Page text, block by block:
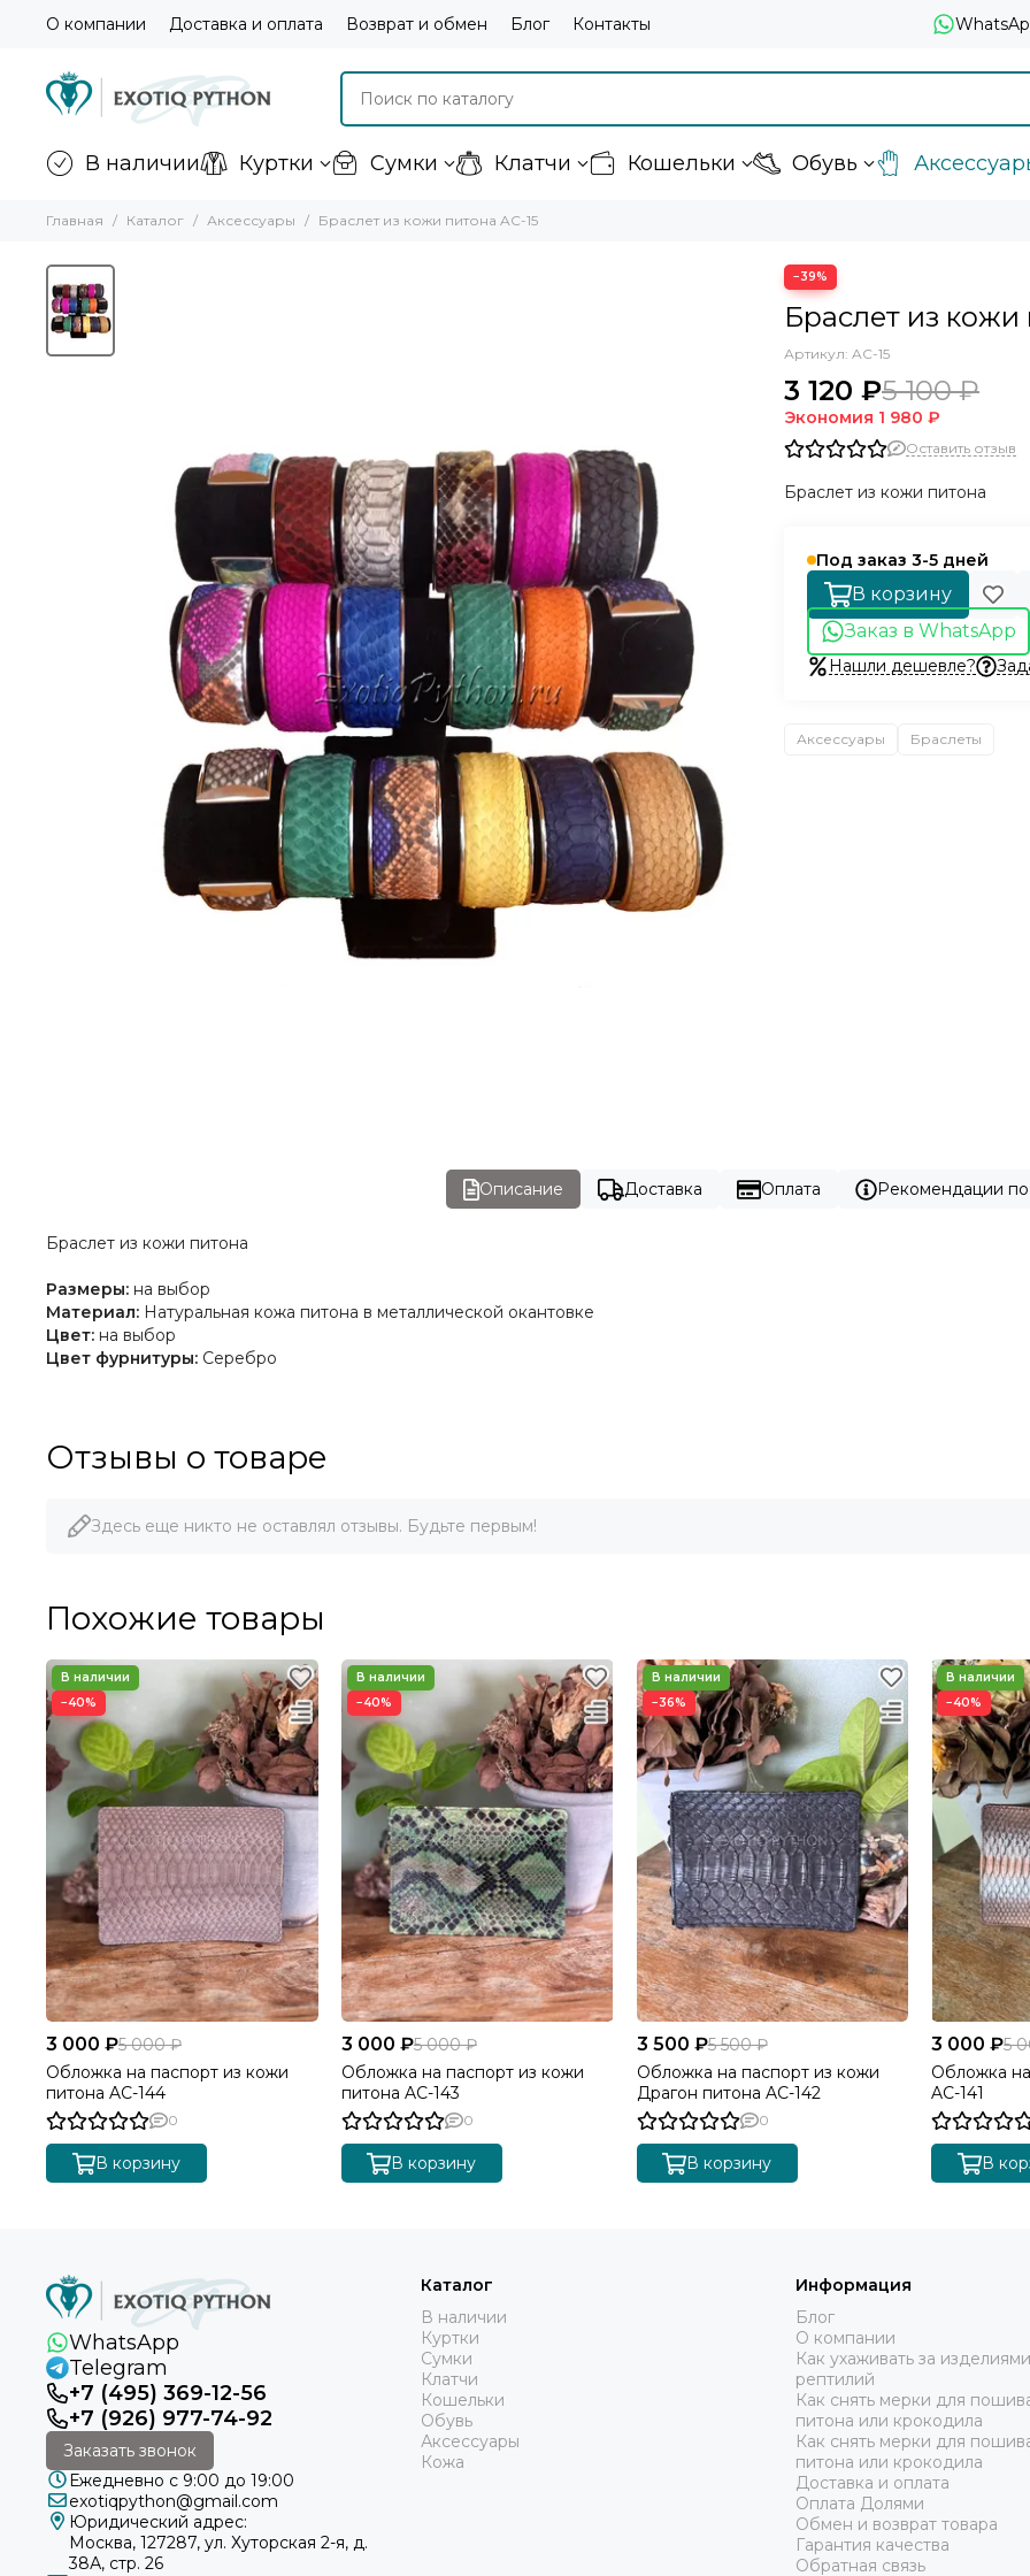
О компании Доставка и оплата Возврат и обмен Блог Контакты
В наличии Куртки Сумки Клатчи Кошельки Обувь
Главная Каталог Аксессуары Браслет из кожи питона AC-15
−39%
Браслет из кожи
Артикул: AC-15
3 120 ₽5 100 ₽
Экономия 1 980 ₽
Оставить отзыв
Браслет из кожи питона
Под заказ 3-5 дней
В корзину
Заказ в WhatsApp
Нашли дешевле?
Аксессуары Браслеты
Описание Доставка Оплата Рекомендации по
Браслет из кожи питона
Размеры: на выбор
Материал: Натуральная кожа питона в металлической окантовке
Цвет: на выбор
Цвет фурнитуры: Серебро
Отзывы о товаре
Здесь еще никто не оставлял отзывы. Будьте первым!
Похожие товары
−40%
3 000 ₽5 000 ₽
Обложка на паспорт из кожи
питона AC-144
0
В корзину
−40%
3 000 ₽5 000 ₽
Обложка на паспорт из кожи
питона AC-143
0
В корзину
−36%
3 500 ₽5 500 ₽
Обложка на паспорт из кожи
Драгон питона AC-142
0
В корзину
−40%
3 000 ₽5
Обложка
AC-141
В
WhatsApp
Telegram
+7 (495) 369-12-56
+7 (926) 977-74-92
Заказать звонок
Ежедневно с 9:00 до 19:00
exotiqpython@gmail.com
Юридический адрес:
Москва, 127287, ул. Хуторская 2-я, д.
38А, стр. 26
Каталог
В наличии
Куртки
Сумки
Клатчи
Кошельки
Обувь
Аксессуары
Кожа
Информация
Блог
О компании
Как ухаживать за
рептилий
Как снять мерки для
питона или крокодила
Как снять мерки для
питона или крокодила
Доставка и оплата
Оплата Долями
Обмен и возврат товара
Гарантия качества
Обратная связь